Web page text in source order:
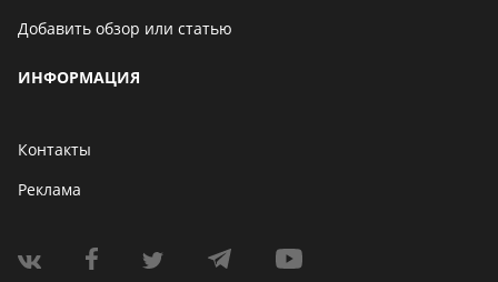
Добавить обзор или статью
ИНФОРМАЦИЯ
Контакты
Реклама